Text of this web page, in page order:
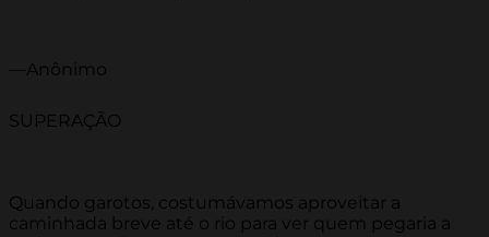
—Anônimo
SUPERAÇÃO
Quando garotos, costumávamos aproveitar a
caminhada breve até o rio para ver quem pegaria a